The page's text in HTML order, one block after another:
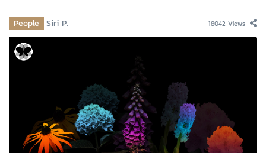
People Siri P. 18042 Views